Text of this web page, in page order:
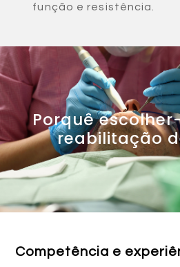
função e resistência.
Porquê
reabilitação
Competência e